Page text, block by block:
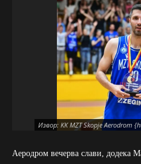
Извор: KK MZT Skopje Aerodrom
Аеродром вечерва слави, додека